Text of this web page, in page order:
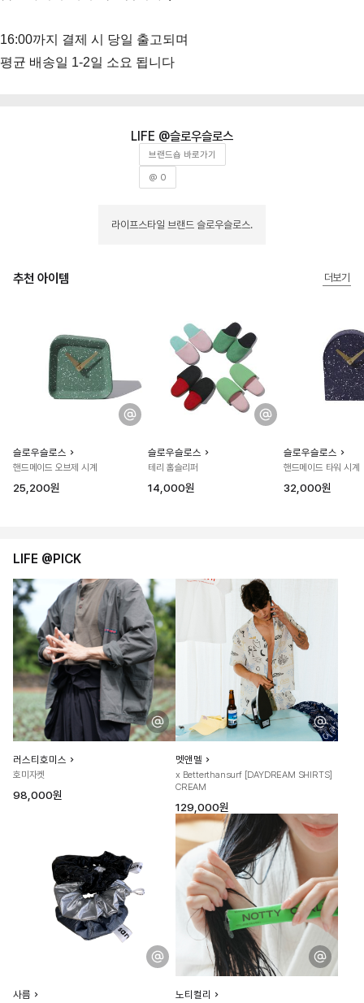
16:00까지 결제 시 당일 출고되며
평균 배송일 1-2일 소요 됩니다
슬로우슬로스
브랜드숍 바로가기
@ 0
라이프스타일 브랜드 슬로우슬로스.
추천 아이템 더보기
슬로우슬로스
핸드메이드 오브제 시계
25,200원
슬로우슬로스
테리 홈슬리퍼
14,000원
슬로우슬로스
핸드메이드 타워 시계
32,000원
LIFE @PICK
러스티호미스
호미자켓
98,000원
멧앤멜
x Betterthansurf [DAYDREAM SHIRTS]
CREAM
129,000원
사름 노티컬리